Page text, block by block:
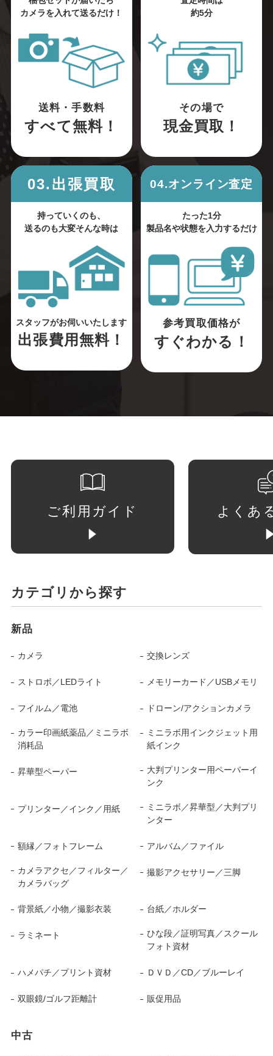
カメラを入れて送るだけ！
送料・手数料
すべて無料！
約5分
その場で
現金買取！
03.出張買取
持っていくのも、
送るのも大変そんな時は
スタッフがお伺いいたします
出張費用無料！
04.オンライン査定
たった1分
製品名や状態を入力するだけ
参考買取価格が
すぐわかる！
ご利用ガイド よくあ
カテゴリから探す
新品
カメラ 交換レンズ
ストロボ／LEDライト メモリーカード／USBメモリ
フイルム／電池 ドローン/アクションカメラ
カラー印画紙薬品／ミニラボ
消耗品
ミニラボ用インクジェット用
紙インク
昇華型ペーパー
大判プリンター用ペーパーイ
ンク
プリンター／インク／用紙
ミニラボ／昇華型／大判プリ
ンター
額縁／フォトフレーム アルバム／ファイル
カメラアクセ／フィルター／
カメラバッグ
撮影アクセサリー／三脚
背景紙／小物／撮影衣装 台紙／ホルダー
ラミネート
ひな段／証明写真／スクール
フォト資材
ハメパチ／プリント資材 ＤＶＤ／CD／ブルーレイ
双眼鏡/ゴルフ距離計 販促用品
中古